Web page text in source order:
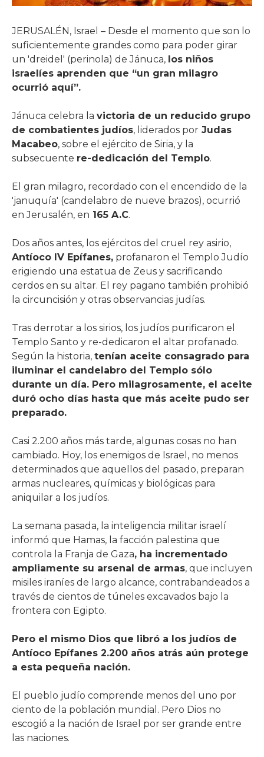
JERUSALÉN, Israel – Desde el momento que son lo
suficientemente grandes como para poder girar
un 'dreidel' (perinola) de Jánuca, los niños
israelíes aprenden que “un gran milagro
ocurrió aquí”.
Jánuca celebra la victoria de un reducido grupo
de combatientes judíos, liderados por Judas
Macabeo, sobre el ejército de Siria, y la
subsecuente re-dedicación del Templo.
El gran milagro, recordado con el encendido de la
'januquía' (candelabro de nueve brazos), ocurrió
en Jerusalén, en 165 A.C.
Dos años antes, los ejércitos del cruel rey asirio,
Antíoco IV Epífanes, profanaron el Templo Judío
erigiendo una estatua de Zeus y sacrificando
cerdos en su altar. El rey pagano también prohibió
la circuncisión y otras observancias judías.
Tras derrotar a los sirios, los judíos purificaron el
Templo Santo y re-dedicaron el altar profanado.
Según la historia, tenían aceite consagrado para
iluminar el candelabro del Templo sólo
durante un día. Pero milagrosamente, el aceite
duró ocho días hasta que más aceite pudo ser
preparado.
Casi 2.200 años más tarde, algunas cosas no han
cambiado. Hoy, los enemigos de Israel, no menos
determinados que aquellos del pasado, preparan
armas nucleares, químicas y biológicas para
aniquilar a los judíos.
La semana pasada, la inteligencia militar israelí
informó que Hamas, la facción palestina que
controla la Franja de Gaza, ha incrementado
ampliamente su arsenal de armas, que incluyen
misiles iraníes de largo alcance, contrabandeados a
través de cientos de túneles excavados bajo la
frontera con Egipto.
Pero el mismo Dios que libró a los judíos de
Antíoco Epífanes 2.200 años atrás aún protege
a esta pequeña nación.
El pueblo judío comprende menos del uno por
ciento de la población mundial. Pero Dios no
escogió a la nación de Israel por ser grande entre
las naciones.